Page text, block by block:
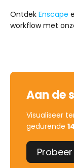
Ontdek Enscape
workflow met
Aan de
Visualiseer
gedurende